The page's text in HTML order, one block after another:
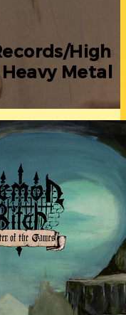
High
Metal